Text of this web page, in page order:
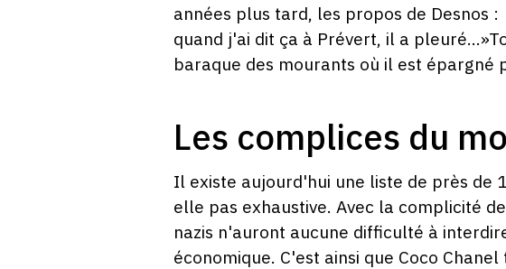
années plus tard, les propos de
quand j'ai dit ça à Prévert, il a
baraque des mourants où il est épargné
Les complices du
Il existe aujourd'hui une liste de près de
elle pas exhaustive. Avec la complicité
nazis n'auront aucune difficulté à
économique. C'est ainsi que Coco